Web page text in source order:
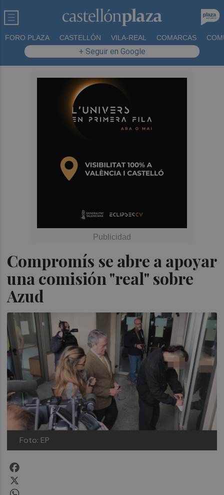
FORO PLAZA CASTELLÓN VILA-REAL COMARCAS
+ Seguir en Google
Compromís se abre a apoyar
una comisión "real" sobre
Azud
Foto: EP